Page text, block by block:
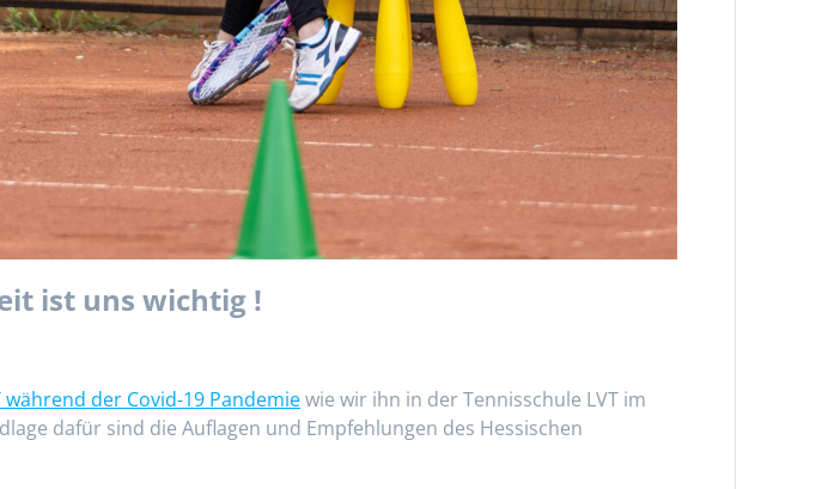
ist uns wichtig !
der Covid-19 Pandemiewie wir ihn in der Tennisschule LVT im
dafür sind die Auflagen und Empfehlungen des Hessischen